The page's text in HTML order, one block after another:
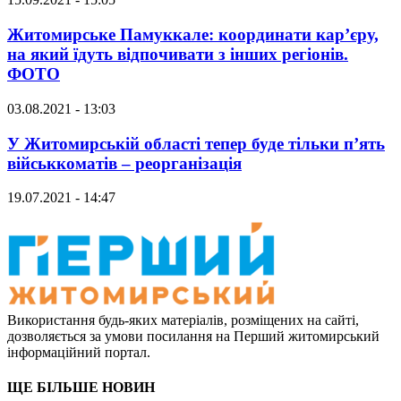
Житомирське Памуккале: координати кар’єру,
на який їдуть відпочивати з інших регіонів.
ФОТО
03.08.2021 - 13:03
У Житомирській області тепер буде тільки п’ять
військкоматів – реорганізація
19.07.2021 - 14:47
Використання будь-яких матеріалів, розміщених на сайті,
дозволяється за умови посилання на Перший житомирський
інформаційний портал.
ЩЕ БІЛЬШЕ НОВИН